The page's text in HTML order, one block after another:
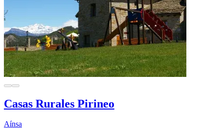
Casas Rurales Pirineo
Aínsa